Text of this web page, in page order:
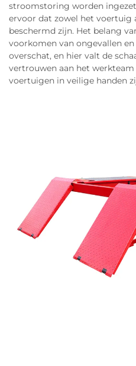
stroomstoring worden
ervoor dat zowel het voertuig
beschermd zijn. Het belang
voorkomen van ongevallen
overschat, en hier valt de
vertrouwen aan het
voertuigen in veilige handen